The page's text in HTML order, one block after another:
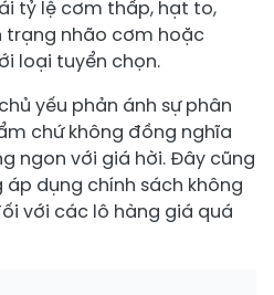
tỷ lệ cơm thấp, hạt to,
trạng nhão cơm hoặc
loại tuyển chọn.
yếu phản ánh sự phân
chứ không đồng nghĩa
ngon với giá hời. Đây cũng
dụng chính sách không
với các lô hàng giá quá